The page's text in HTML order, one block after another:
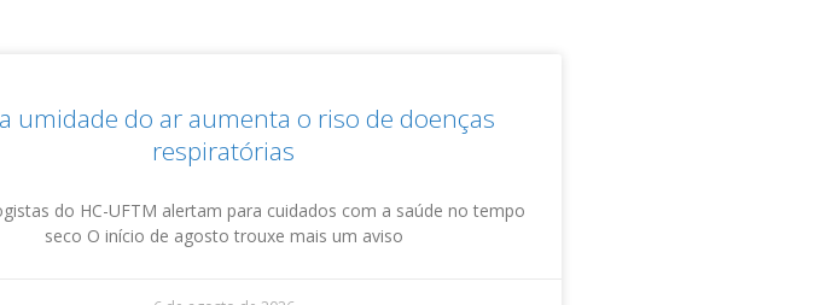
umidade do ar aumenta o riso de doenças
respiratórias
do HC-UFTM alertam para cuidados com a saúde no tempo
seco O início de agosto trouxe mais um aviso